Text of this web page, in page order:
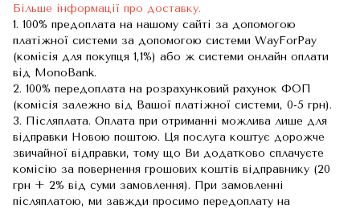
Більше інформації про доставку.
1. 100% предоплата на нашому сайті за допомогою
платіжної системи за допомогою системи WayForPay
(комісія для покупця 1,1%) або ж системи онлайн оплати
від MonoBank.
2. 100% передоплата на розрахунковий рахунок ФОП
(комісія залежно від Вашої платіжної системи, 0-5 грн).
3. Післяплата. Оплата при отриманні можлива лише для
відправки Новою поштою. Ця послуга коштує дорожче
звичайної відправки, тому що Ви додатково сплачуєте
комісію за повернення грошових коштів відправнику (20
грн + 2% від суми замовлення). При замовленні
післяплатою, ми завжди просимо передоплату на